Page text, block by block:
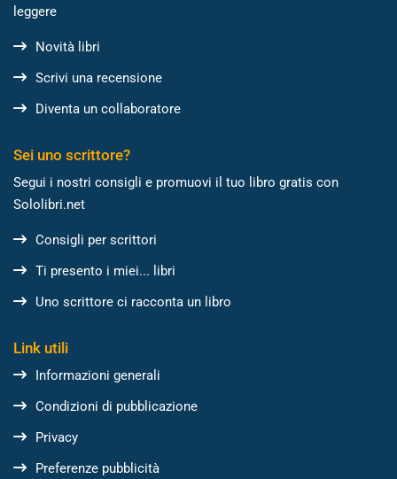
leggere
Novità libri
Scrivi una recensione
Diventa un collaboratore
Sei uno scrittore?
Segui i nostri consigli e promuovi il tuo libro gratis con
Sololibri.net
Consigli per scrittori
Ti presento i miei... libri
Uno scrittore ci racconta un libro
Link utili
Informazioni generali
Condizioni di pubblicazione
Privacy
Preferenze pubblicità